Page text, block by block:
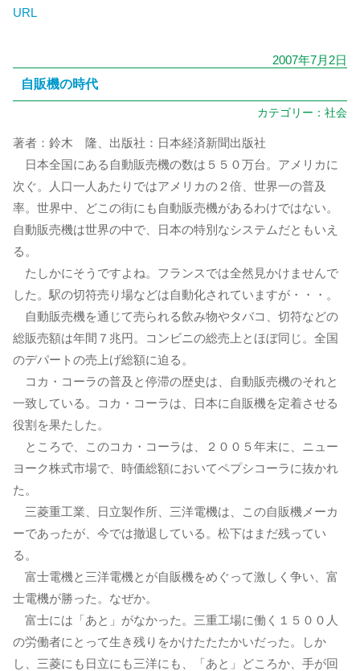
URL
2007年7月2日
自販機の時代
カテゴリー： 社会
著者：鈴木 隆、出版社：日本経済新聞出版社
日本全国にある自動販売機の数は５５０万台。アメリカに
次ぐ。人口一人あたりではアメリカの２倍、世界一の普及
率。世界中、どこの街にも自動販売機があるわけではない。
自動販売機は世界の中で、日本の特別なシステムだともいえ
る。
たしかにそうですよね。フランスでは全然見かけませんで
した。駅の切符売り場などは自動化されていますが・・・。
自動販売機を通じて売られる飲み物やタバコ、切符などの
総販売額は年間７兆円。コンビニの総売上とほぼ同じ。全国
のデパートの売上げ総額に迫る。
コカ・コーラの普及と停滞の歴史は、自動販売機のそれと
一致している。コカ・コーラは、日本に自販機を定着させる
役割を果たした。
ところで、このコカ・コーラは、２００５年末に、ニュー
ヨーク株式市場で、時価総額においてペプシコーラに抜かれ
た。
三菱重工業、日立製作所、三洋電機は、この自販機メーカ
ーであったが、今では撤退している。松下はまだ残ってい
る。
富士電機と三洋電機とが自販機をめぐって激しく争い、富
士電機が勝った。なぜか。
富士には「あと」がなかった。三重工場に働く１５００人
の労働者にとって生き残りをかけたたたかいだった。しか
し、三菱にも日立にも三洋にも、「あと」どころか、手が回